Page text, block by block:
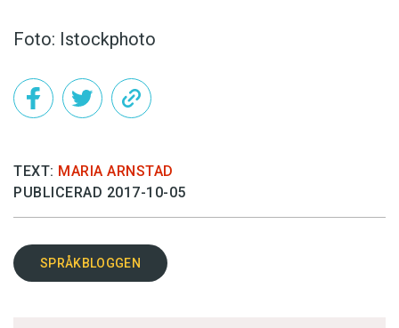
Foto: Istockphoto
TEXT: MARIA ARNSTAD
PUBLICERAD 2017-10-05
SPRÅKBLOGGEN